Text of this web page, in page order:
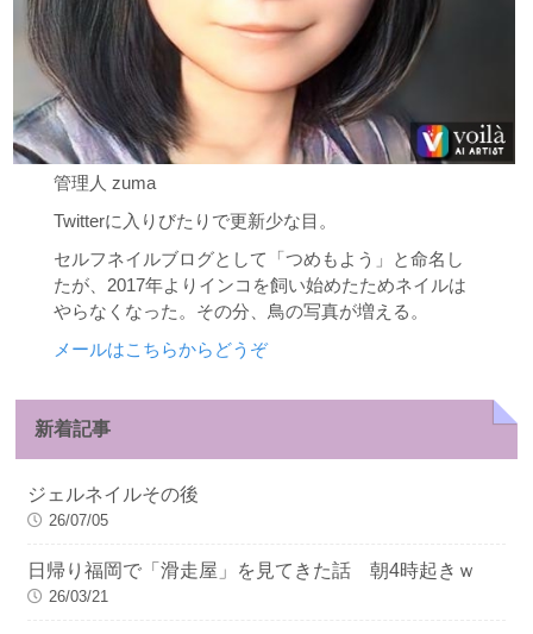
管理人 zuma
Twitterに入りびたりで更新少な目。
セルフネイルブログとして「つめもよう」と命名し
たが、2017年よりインコを飼い始めたためネイルは
やらなくなった。その分、鳥の写真が増える。
メールはこちらからどうぞ
新着記事
ジェルネイルその後
26/07/05
日帰り福岡で「滑走屋」を見てきた話 朝4時起きｗ
26/03/21